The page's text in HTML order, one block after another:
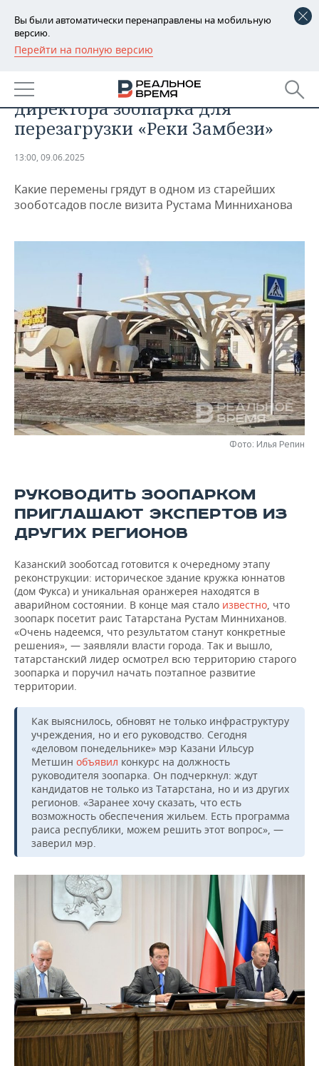
Вы были автоматически перенаправлены на мобильную
версию.
Перейти на полную версию
РЕГИОНЫ
БАШКОРТОСТАН
ТАТАРСТАН
НОВОСТИ
АНАЛИТИКА
ДЕКЛАРАЦИИ О ДОХОДАХ
КОРОЛИ ГОСЗАКАЗА ПФО
КОМУ ПРИНАДЛЕЖАТ
ТОРГОВЫЕ ЦЕНТРЫ
ТАТАРСТАНА
НОВОСТИ ЭКОНОМИКИ
ФИНАНСЫ
ИНВЕСТИЦИИ
ПРОМЫШЛЕННОСТЬ
НОВОСТИ
МАШИНОСТРОЕНИЕ
НЕФТЕХИМИЯ
НЕФТЬ
ОПК
ЭНЕРГЕТИКА
НЕДВИЖИМОСТЬ
НОВОСТИ АВТО
НОВОСТИ БИЗНЕСА
РОЗНИЧНАЯ ТОРГОВЛЯ
ТРАНСПОРТ
УСЛУГИ
ТЕХНОЛОГИИ
НОВОСТИ ТЕХНОЛОГИЙ
IT
МЕДИА
МЕРОПРИЯТИЯ
НОВОСТИ МЕРОПРИЯТИЙ
ВЫЕЗДНАЯ РЕДАКЦИЯ
ОТКРЫТАЯ ЛЕКЦИЯ
СПОРТ
НОВОСТИ СПОРТА
БАСКЕТБОЛ
ВОЛЕЙБОЛ
КИБЕРСПОРТ
ФИГУРНОЕ КАТАНИЕ
ВОДНЫЕ ВИДЫ СПОРТА
ХОККЕЙ С МЯЧОМ
ОБЩЕСТВО
ИНФРАСТРУКТУРА
ИСТОРИЯ
КУЛЬТУРА
МЕДИЦИНА
ОБРАЗОВАНИЕ
ПРОИСШЕСТВИЯ
СПРАВОЧНИК
СПИСОК ПЕРСОН
СПИСОК КОМПАНИЙ
ПОЛНАЯ ВЕРСИЯ
В Казани ищут нового
директора зоопарка для
перезагрузки «Реки Замбези»
13:00, 09.06.2025
Какие перемены грядут в одном из старейших
зооботсадов после визита Рустама Минниханова
Фото: Илья Репин
РУКОВОДИТЬ ЗООПАРКОМ
ПРИГЛАШАЮТ ЭКСПЕРТОВ ИЗ
ДРУГИХ РЕГИОНОВ
Казанский зооботсад готовится к очередному этапу
реконструкции: историческое здание кружка юннатов
(дом Фукса) и уникальная оранжерея находятся в
аварийном состоянии. В конце мая стало известно, что
зоопарк посетит раис Татарстана Рустам Минниханов.
«Очень надеемся, что результатом станут конкретные
решения», — заявляли власти города. Так и вышло,
татарстанский лидер осмотрел всю территорию старого
зоопарка и поручил начать поэтапное развитие
территории.
Как выяснилось, обновят не только инфраструктуру
учреждения, но и его руководство. Сегодня
«деловом понедельнике» мэр Казани Ильсур
Метшин объявил конкурс на должность
руководителя зоопарка. Он подчеркнул: ждут
кандидатов не только из Татарстана, но и из других
регионов. «Заранее хочу сказать, что есть
возможность обеспечения жильем. Есть программа
раиса республики, можем решить этот вопрос», —
заверил мэр.